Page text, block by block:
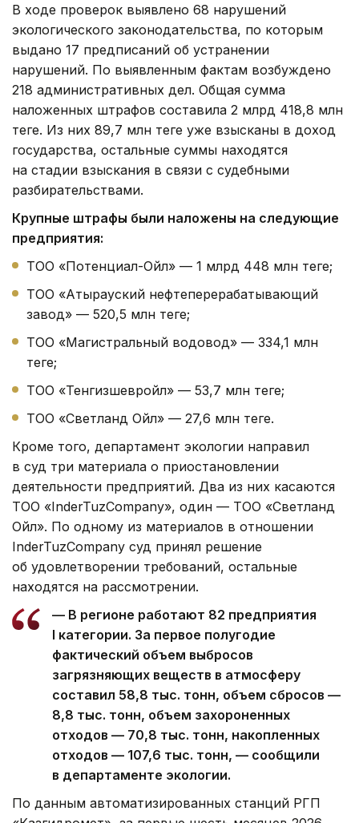
В ходе проверок выявлено 68 нарушений
экологического законодательства, по которым
выдано 17 предписаний об устранении
нарушений. По выявленным фактам возбуждено
218 административных дел. Общая сумма
наложенных штрафов составила 2 млрд 418,8 млн
теңге. Из них 89,7 млн теңге уже взысканы в доход
государства, остальные суммы находятся
на стадии взыскания в связи с судебными
разбирательствами.
Крупные штрафы были наложены на следующие
предприятия:
ТОО «Потенциал-Ойл» — 1 млрд 448 млн теңге;
ТОО «Атырауский нефтеперерабатывающий
завод» — 520,5 млн теңге;
ТОО «Магистральный водовод» — 334,1 млн
теңге;
ТОО «Тенгизшевройл» — 53,7 млн теңге;
ТОО «Светланд Ойл» — 27,6 млн теңге.
Кроме того, департамент экологии направил
в суд три материала о приостановлении
деятельности предприятий. Два из них касаются
ТОО «InderTuzCompany», один — ТОО «Светланд
Ойл». По одному из материалов в отношении
InderTuzCompany суд принял решение
об удовлетворении требований, остальные
находятся на рассмотрении.
— В регионе работают 82 предприятия
I категории. За первое полугодие
фактический объем выбросов
загрязняющих веществ в атмосферу
составил 58,8 тыс. тонн, объем сбросов —
8,8 тыс. тонн, объем захороненных
отходов — 70,8 тыс. тонн, накопленных
отходов — 107,6 тыс. тонн, — сообщили
в департаменте экологии.
По данным автоматизированных станций РГП